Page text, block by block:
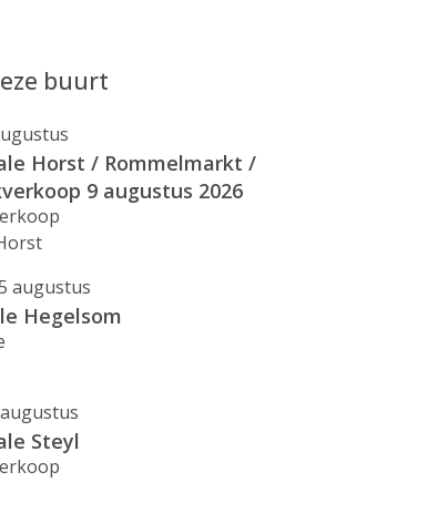
buurt
Horst / Rommelmarkt /
9 augustus 2026
augustus
Hegelsom
Steyl